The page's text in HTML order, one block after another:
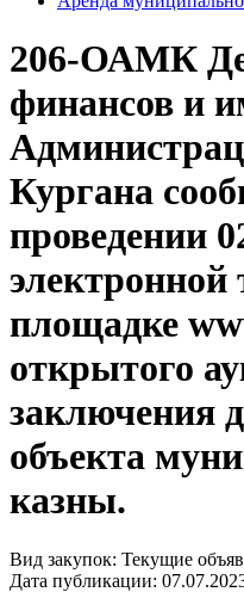
206-ОАМК
финансов и
Кургана
проведении
электронной
площадке
открытого
заключения
объекта
казны.
Вид закупок: Текущие
Дата публикации: